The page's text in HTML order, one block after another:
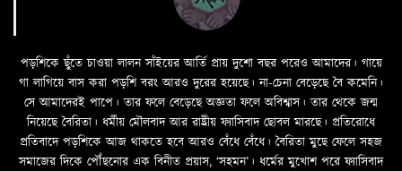
পড়শিকে ছুঁতে চাওয়া লালন সাঁইয়ের আর্তি প্রায় দুশো বছর পরেও আমাদের। গায়ে
গা লাগিয়ে বাস করা পড়শি বরং আরও দুরের হয়েছে। না-চেনা বেড়েছে বৈ কমেনি।
সে আমাদেরই পাপে। তার ফলে বেড়েছে অজ্ঞতা ফলে অবিশ্বাস। তার থেকে জন্ম
নিয়েছে বৈরিতা। ধর্মীয় মৌলবাদ আর রাষ্ট্রীয় ফ্যাসিবাদ ছোবল মারছে। প্রতিরোধে
প্রতিবাদে পড়শিকে আজ থাকতে হবে আরও বেঁধে বেঁধে। বৈরিতা মুছে ফেলে সহজ
সমাজের দিকে পৌঁছনোর এক বিনীত প্রয়াস, ‘সহমন’। ধর্মের মুখোশ পরে ফ্যাসিবাদ